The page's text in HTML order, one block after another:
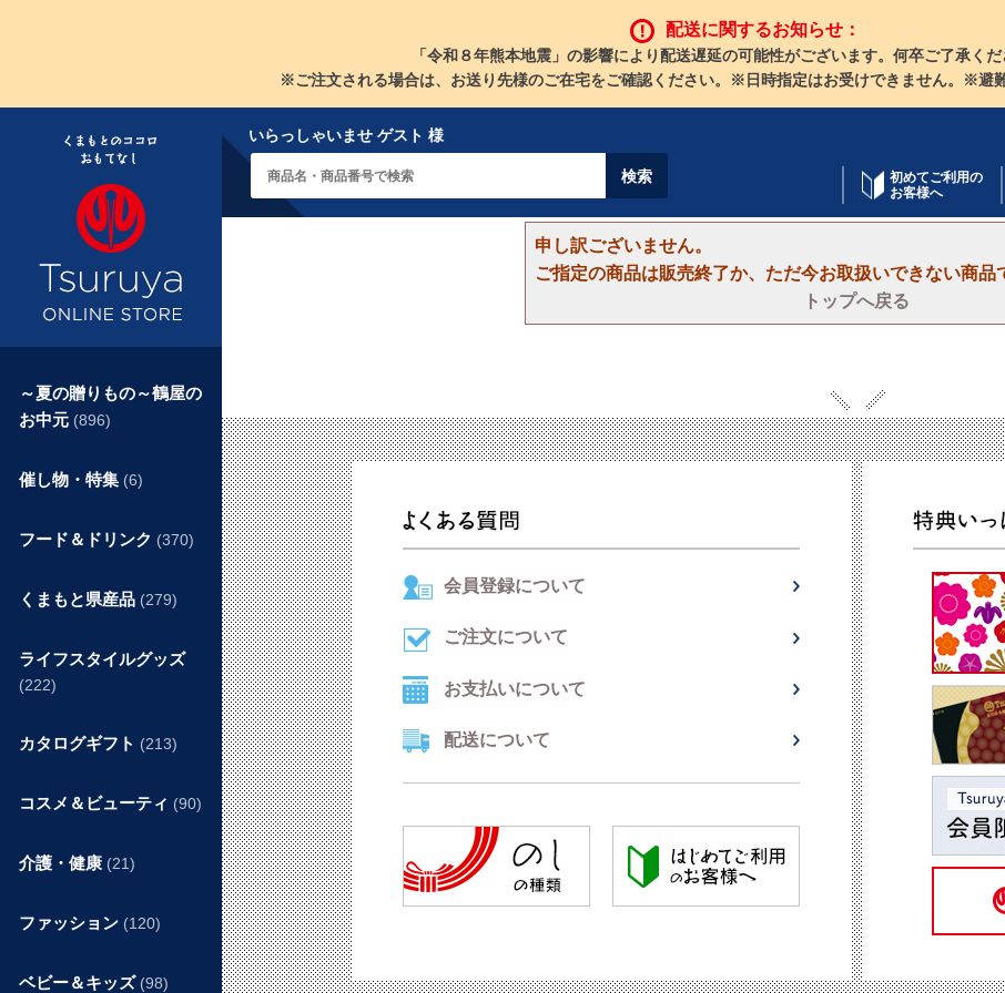
配送に関するお知らせ：
「令和８年熊本地震」の影響により配送遅延の可能性がございます。何卒ご了承くだ
※ご注文される場合は、お送り先様のご在宅をご確認ください。※日時指定はお受けできません。※避
いらっしゃいませ ゲスト 様
初めてご利用の
お客様へ
申し訳ございません。
ご指定の商品は販売終了か、ただ今お取扱いできない商品
トップへ戻る
～夏の贈りもの～鶴屋の
お中元 (896)
催し物・特集 (6)
フード＆ドリンク (370)
くまもと県産品 (279)
ライフスタイルグッズ
(222)
カタログギフト (213)
コスメ＆ビューティ (90)
介護・健康 (21)
ファッション (120)
ベビー＆キッズ (98)
会員登録について
ご注文について
お支払いについて
配送について